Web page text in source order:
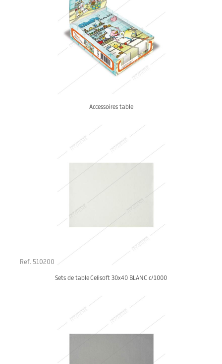
Accessoires table
Ref. 510200
Sets de table Celisoft 30x40 BLANC c/1000